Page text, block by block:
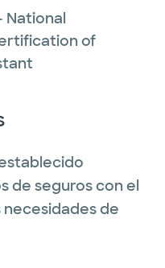
National
of
de seguros con el
de